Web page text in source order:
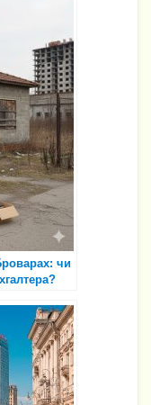
чи